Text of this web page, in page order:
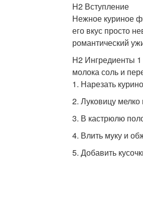
H2 Вступление
Нежное куриное
его вкус просто
романтический
H2 Ингредиенты
молока соль и
1. Нарезать
2. Луковицу мелко
3. В кастрюлю
4. Влить муку и
5. Добавить